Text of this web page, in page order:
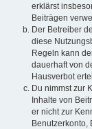
erklärst
Beiträgen
Der Betreiber
diese
Regeln kann
dauerhaft von
Hausverbot
Du nimmst zur
Inhalte von
er nicht zur
Benutzerkonto,